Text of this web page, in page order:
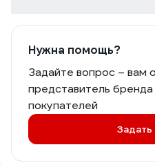
Нужна помощь?
Задайте вопрос – вам
представитель бренда
покупателей